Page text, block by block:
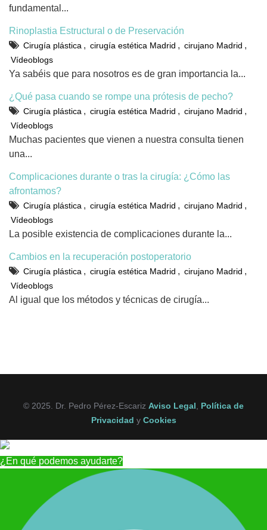
fundamental...
Rinoplastia Estructural o de Preservación
Cirugía plástica , cirugía estética Madrid , cirujano Madrid ,
Vídeoblogs
Ya sabéis que para nosotros es de gran importancia la...
¿Qué pasa cuando se rompe una prótesis de pecho?
Cirugía plástica , cirugía estética Madrid , cirujano Madrid ,
Vídeoblogs
Muchas pacientes que vienen a nuestra consulta tienen
una...
Complicaciones durante o tras la cirugía: ¿Cómo las
afrontamos?
Cirugía plástica , cirugía estética Madrid , cirujano Madrid ,
Vídeoblogs
La posible existencia de complicaciones durante la...
Cambios en la recuperación postoperatorio
Cirugía plástica , cirugía estética Madrid , cirujano Madrid ,
Vídeoblogs
Al igual que los métodos y técnicas de cirugía...
© 2025. Dr. Pedro Pérez-Escariz Aviso Legal, Política de
Privacidad y Cookies
¿En qué podemos ayudarte?